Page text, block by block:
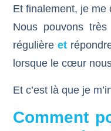
Et finalement, je me
Nous pouvons
régulièreet
lorsque le cœur
Et c’est là que je
Comment